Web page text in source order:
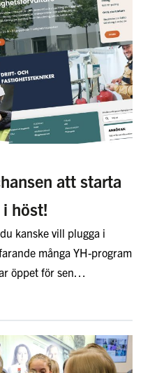
att starta
höst!
kanske vill plugga i
många YH-program
öppet för sen…